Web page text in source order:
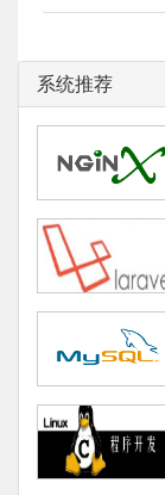
系统推荐